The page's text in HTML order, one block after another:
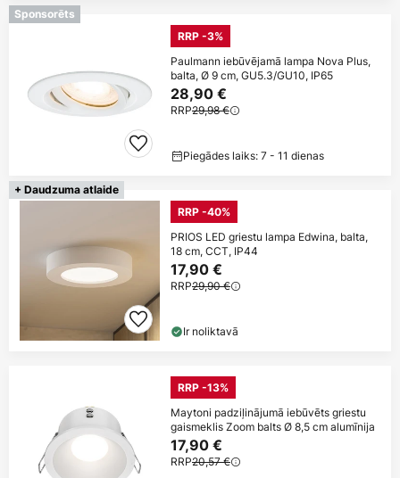
Sponsorēts
RRP -3%
Paulmann iebūvējamā lampa Nova Plus,
balta, Ø 9 cm, GU5.3/GU10, IP65
28,90 €
RRP29,98 €
Piegādes laiks: 7 - 11 dienas
+ Daudzuma atlaide
RRP -40%
PRIOS LED griestu lampa Edwina, balta,
18 cm, CCT, IP44
17,90 €
RRP29,90 €
Ir noliktavā
RRP -13%
Maytoni padziļinājumā iebūvēts griestu
gaismeklis Zoom balts Ø 8,5 cm alumīnija
17,90 €
RRP20,57 €